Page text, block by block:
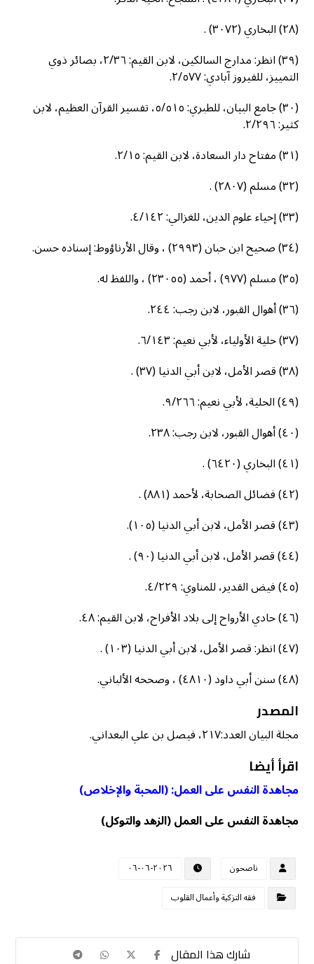
(٢٨) البخاري (٣٠٧٢) .
(٣٩) انظر: مدارج السالكين، لابن القيم: ٢/٣٦، بصائر ذوي
التمييز، للفيروز آبادي: ٢/٥٧٧.
(٣٠) جامع البيان، للطبري: ٥/٥١٥، تفسير القرآن العظيم، لابن
كثير: ٢/٢٩٦.
(٣١) مفتاح دار السعادة، لابن القيم: ٢/١٥.
(٣٢) مسلم (٢٨٠٧) .
(٣٣) إحياء علوم الدين، للغزالي: ٤/١٤٢.
(٣٤) صحيح ابن حبان (٢٩٩٣) ، وقال الأرناؤوط: إسناده حسن.
(٣٥) مسلم (٩٧٧) ، أحمد (٢٣٠٥٥) ، واللفظ له.
(٣٦) أهوال القبور، لابن رجب: ٢٤٤.
(٣٧) حلية الأولياء، لأبي نعيم: ٦/١٤٣.
(٣٨) قصر الأمل، لابن أبي الدنيا (٣٧) .
(٤٩) الحلية، لأبي نعيم: ٩/٢٦٦.
(٤٠) أهوال القبور، لابن رجب: ٢٣٨.
(٤١) البخاري (٦٤٢٠) .
(٤٢) فضائل الصحابة، لأحمد (٨٨١) .
(٤٣) قصر الأمل، لابن أبي الدنيا (١٠٥).
(٤٤) قصر الأمل، لابن أبي الدنيا (٩٠) .
(٤٥) فيض القدير، للمناوي: ٤/٢٢٩.
(٤٦) حادي الأرواح إلى بلاد الأفراح، لابن القيم: ٤٨.
(٤٧) انظر: قصر الأمل، لابن أبي الدنيا (١٠٣) .
(٤٨) سنن أبي داود (٤٨١٠) ، وصححه الألباني.
المصدر
مجلة البيان العدد:٢١٧، فيصل بن علي البعداني.
اقرأ أيضا
مجاهدة النفس على العمل: (المحبة والإخلاص)
مجاهدة النفس على العمل (الزهد والتوكل)
ناصحون
٢٠٢٦-٠٦-٠٦
فقه التزكية وأعمال القلوب